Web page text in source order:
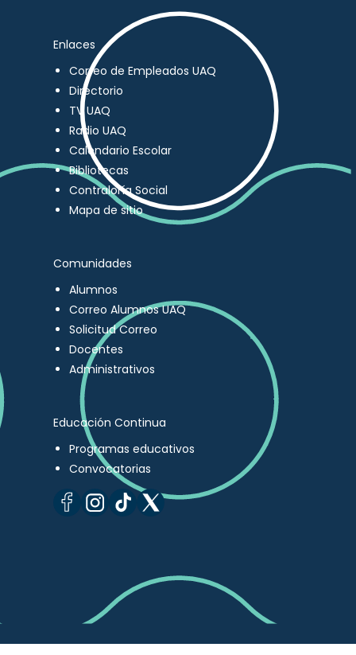
Enlaces
Correo de Empleados UAQ
Directorio
TV UAQ
Radio UAQ
Calendario Escolar
Bibliotecas
Contraloría Social
Mapa de sitio
Comunidades
Alumnos
Correo Alumnos UAQ
Solicitud Correo
Docentes
Administrativos
Educación Continua
Programas educativos
Convocatorias